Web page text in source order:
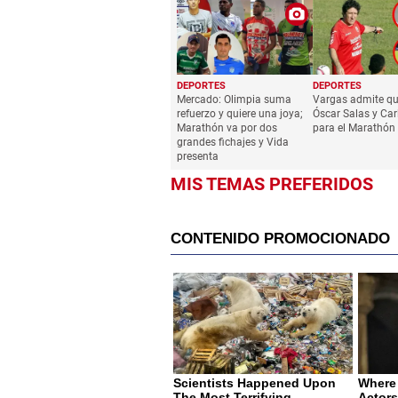
DEPORTES
Mercado: Olimpia suma
refuerzo y quiere una joya;
Marathón va por dos
grandes fichajes y Vida
presenta
DEPORTES
Vargas admite
Óscar Salas y
para el Marathón
MIS TEMAS PREFERIDOS